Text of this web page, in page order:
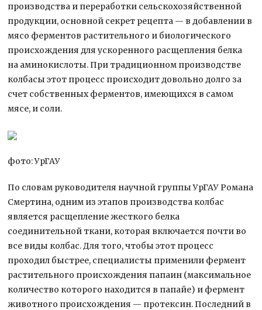
производства и переработки сельскохозяйственной
продукции, основной секрет рецепта — в добавлении в
мясо ферментов растительного и биологического
происхождения для ускоренного расщепления белка
на аминокислоты. При традиционном производстве
колбасы этот процесс происходит довольно долго за
счет собственных ферментов, имеющихся в самом
мясе, и соли.
фото: УрГАУ
По словам руководителя научной группы УрГАУ Романа
Смертина, одним из этапов производства колбас
является расщепление жесткого белка
соединительной ткани, которая включается почти во
все виды колбас. Для того, чтобы этот процесс
проходил быстрее, специалисты применили фермент
растительного происхождения папаин (максимальное
количество которого находится в папайе) и фермент
животного происхождения — протексин. Последний в